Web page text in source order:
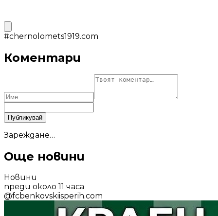
#chernolomets1919.com
Коментари
Публикувай
Зареждане…
Още новини
Новини
преди около 11 часа
@fcbenkovskiisperih.com